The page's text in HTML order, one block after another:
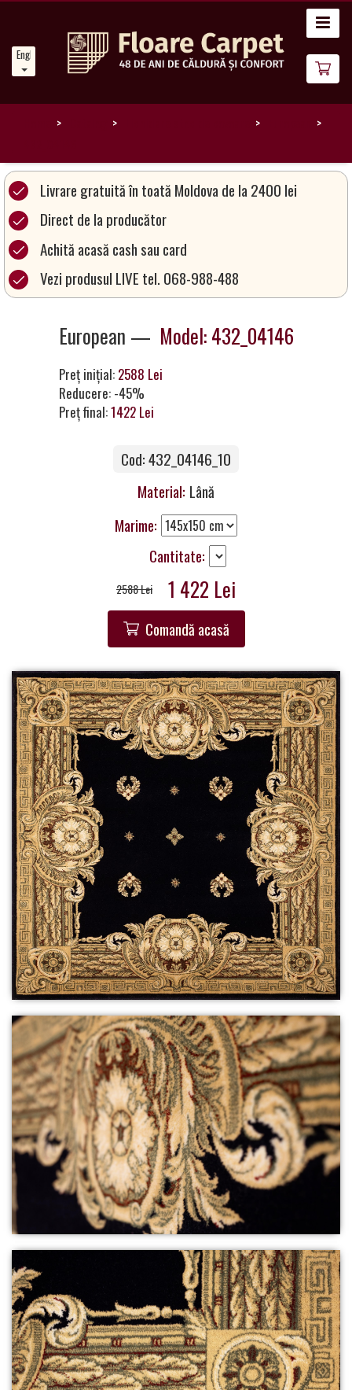
English
News
Our
Carpets
Carpet
Magic
&
Care
Become
Partner
Livrare gratuită în toată Moldova de la 2400 lei
Direct de la producător
Achită acasă cash sau card
Vezi produsul LIVE tel. 068-988-488
European — Model: 432_04146
Preț inițial: 2588 Lei
Reducere: -45%
Preț final:1422 Lei
Cod: 432_04146_10
Material: Lână
Marime:
Cantitate:
2588 Lei 1 422 Lei
Comandă acasă